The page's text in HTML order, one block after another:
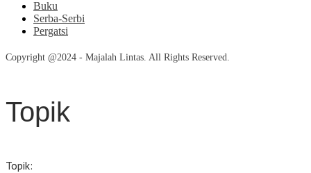
Buku
Serba-Serbi
Pergatsi
Copyright @2024 - Majalah Lintas. All Rights Reserved.
Topik
Topik: